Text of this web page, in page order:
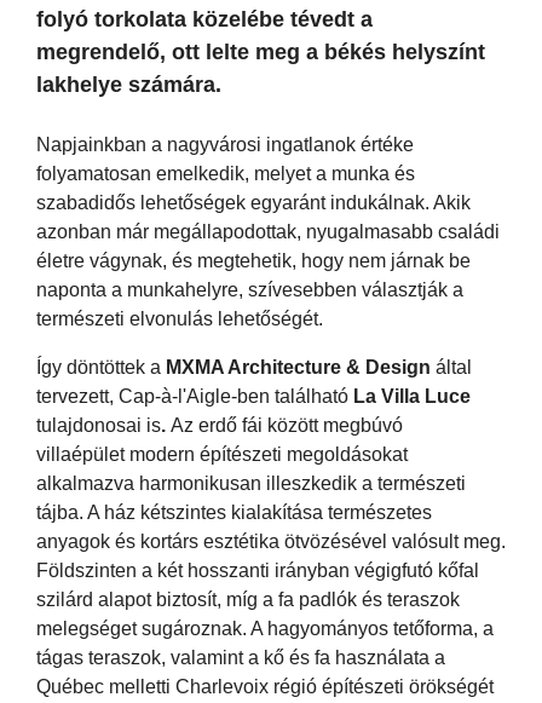
folyó torkolata közelébe tévedt a
megrendelő, ott lelte meg a békés helyszínt
lakhelye számára.
Napjainkban a nagyvárosi ingatlanok értéke
folyamatosan emelkedik, melyet a munka és
szabadidős lehetőségek egyaránt indukálnak. Akik
azonban már megállapodottak, nyugalmasabb családi
életre vágynak, és megtehetik, hogy nem járnak be
naponta a munkahelyre, szívesebben választják a
természeti elvonulás lehetőségét.
Így döntöttek a MXMA Architecture & Design által
tervezett, Cap-à-l'Aigle-ben található La Villa Luce
tulajdonosai is. Az erdő fái között megbúvó
villaépület modern építészeti megoldásokat
alkalmazva harmonikusan illeszkedik a természeti
tájba. A ház kétszintes kialakítása természetes
anyagok és kortárs esztétika ötvözésével valósult meg.
Földszinten a két hosszanti irányban végigfutó kőfal
szilárd alapot biztosít, míg a fa padlók és teraszok
melegséget sugároznak. A hagyományos tetőforma, a
tágas teraszok, valamint a kő és fa használata a
Québec melletti Charlevoix régió építészeti örökségét